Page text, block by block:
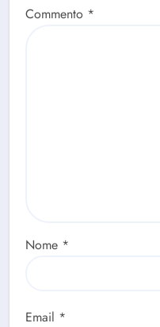
Commento *
Nome *
Email *